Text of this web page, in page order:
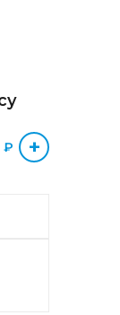
₽ +